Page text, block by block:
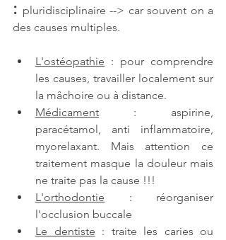
: pluridisciplinaire --> car souvent on a
des causes multiples.
L'ostéopathie : pour comprendre
les causes, travailler localement sur
la mâchoire ou à distance.
Médicament : aspirine,
paracétamol, anti inflammatoire,
myorelaxant. Mais attention ce
traitement masque la douleur mais
ne traite pas la cause !!!
L'orthodontie : réorganiser
l'occlusion buccale
Le dentiste : traite les caries ou